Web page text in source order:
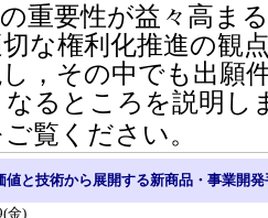
重要性が益々高ま
な権利化推進の観
，その中でも出願
るところを説明し
ご覧ください。
値と技術から展開する新商品・事業開
金)